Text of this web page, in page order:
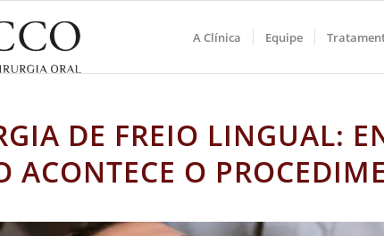
A Clínica Equipe
DE FREIO LINGUAL:
ACONTECE O